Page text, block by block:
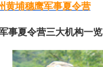
黄埔穗鹰军事夏令营
事夏令营三大机构一览